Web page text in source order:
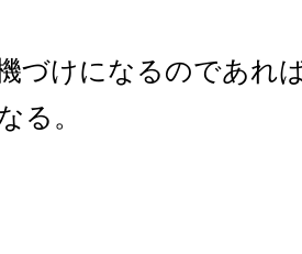
づけになるのであれ
る。